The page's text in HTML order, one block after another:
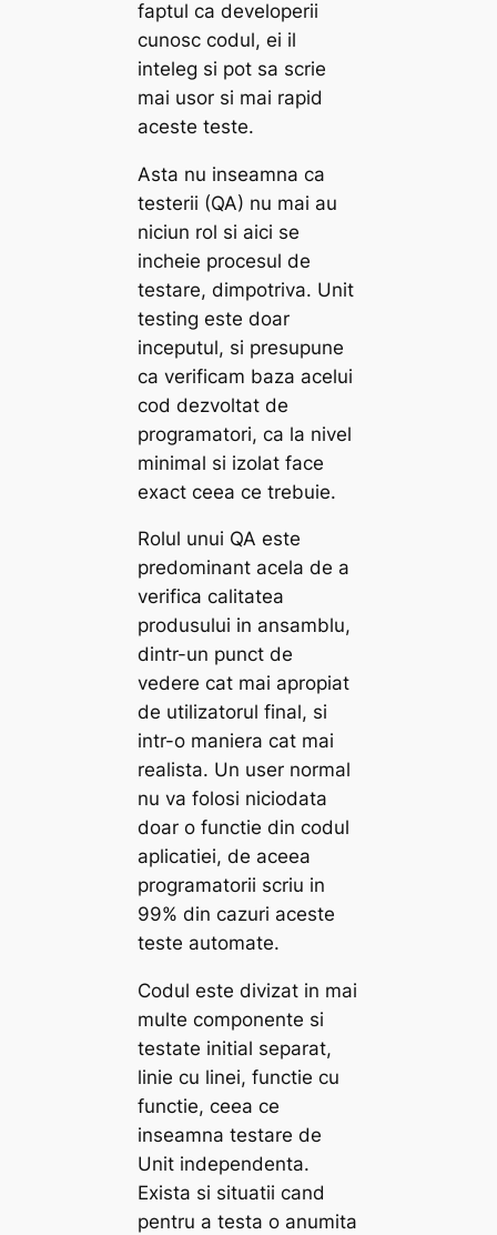
faptul ca developerii
cunosc codul, ei il
inteleg si pot sa scrie
mai usor si mai rapid
aceste teste.
Asta nu inseamna ca
testerii (QA) nu mai au
niciun rol si aici se
incheie procesul de
testare, dimpotriva. Unit
testing este doar
inceputul, si presupune
ca verificam baza acelui
cod dezvoltat de
programatori, ca la nivel
minimal si izolat face
exact ceea ce trebuie.
Rolul unui QA este
predominant acela de a
verifica calitatea
produsului in ansamblu,
dintr-un punct de
vedere cat mai apropiat
de utilizatorul final, si
intr-o maniera cat mai
realista. Un user normal
nu va folosi niciodata
doar o functie din codul
aplicatiei, de aceea
programatorii scriu in
99% din cazuri aceste
teste automate.
Codul este divizat in mai
multe componente si
testate initial separat,
linie cu linei, functie cu
functie, ceea ce
inseamna testare de
Unit independenta.
Exista si situatii cand
pentru a testa o anumita